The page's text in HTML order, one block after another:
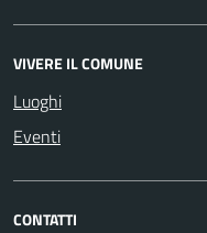
VIVERE IL COMUNE
Luoghi
Eventi
CONTATTI